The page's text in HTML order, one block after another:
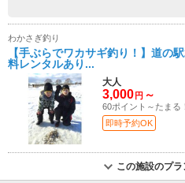
わかさぎ釣り
【手ぶらでワカサギ釣り！】道の
料レンタルあり...
大人
3,000 円 ～
60ポイント～たまる！
即時予約OK
この施設のプ